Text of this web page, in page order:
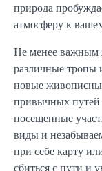
природа
атмосферу к
Не менее важным
различные тропы
новые
привычных
посещенные
виды и
при себе карту
сбиться с пути и